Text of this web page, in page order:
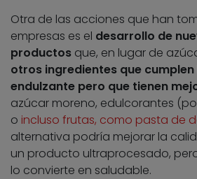
Otra de las acciones que han
empresas es el desarrollo de
productos que, en lugar de
otros ingredientes que
endulzante pero que tienen
azúcar moreno, edulcorantes
o incluso frutas, como pasta de
alternativa podría mejorar la
un producto ultraprocesado,
lo convierte en saludable.